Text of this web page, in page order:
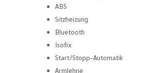
ABS
Sitzheizung
Bluetooth
Isofix
Start/Stopp-Automatik
Armlehne